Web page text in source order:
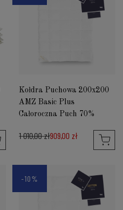
Kołdra Puchowa 200x200
AMZ Basic Plus
Całoroczna Puch 70%
1 010,00 zł909,00 zł
-10%